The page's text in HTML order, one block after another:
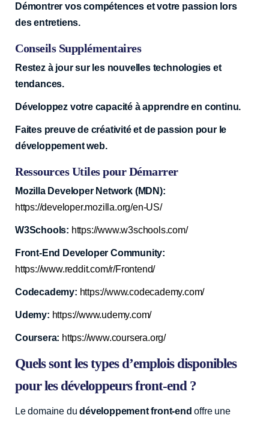
Démontrer vos compétences et votre passion lors
des entretiens.
Conseils Supplémentaires
Restez à jour sur les nouvelles technologies et
tendances.
Développez votre capacité à apprendre en continu.
Faites preuve de créativité et de passion pour le
développement web.
Ressources Utiles pour Démarrer
Mozilla Developer Network (MDN):
https://developer.mozilla.org/en-US/
W3Schools: https://www.w3schools.com/
Front-End Developer Community:
https://www.reddit.com/r/Frontend/
Codecademy: https://www.codecademy.com/
Udemy: https://www.udemy.com/
Coursera: https://www.coursera.org/
Quels sont les types d’emplois disponibles
pour les développeurs front-end ?
Le domaine dudéveloppement front-end offre une